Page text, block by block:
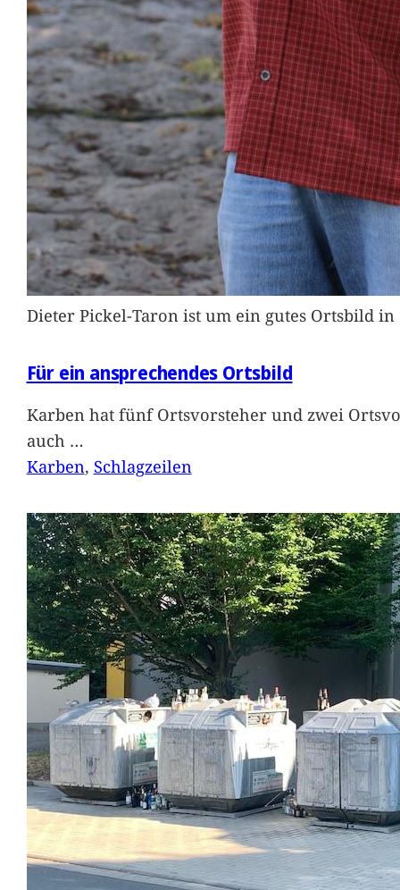
Dieter Pickel-Taron ist um ein gutes Ortsbild
Für ein ansprechendes Ortsbild
Karben hat fünf Ortsvorsteher und zwei
auch …
Karben, Schlagzeilen